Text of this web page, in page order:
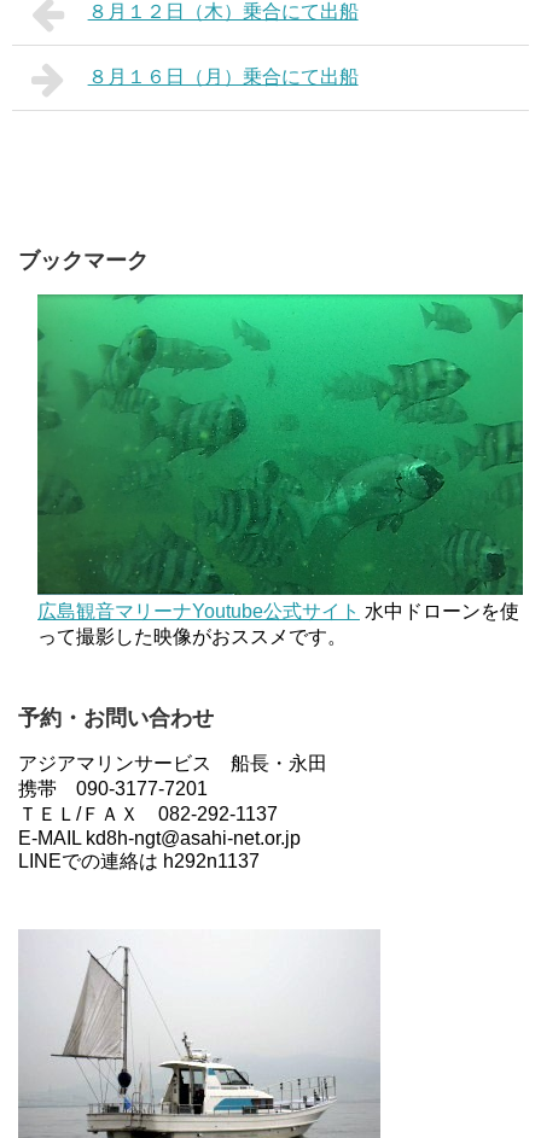
８月１２日（木）乗合にて出船
８月１６日（月）乗合にて出船
ブックマーク
広島観音マリーナYoutube公式サイト 水中ドローンを使
って撮影した映像がおススメです。
予約・お問い合わせ
アジアマリンサービス 船長・永田
携帯 090-3177-7201
ＴＥＬ/ＦＡＸ 082-292-1137
E-MAIL kd8h-ngt@asahi-net.or.jp
LINEでの連絡は h292n1137